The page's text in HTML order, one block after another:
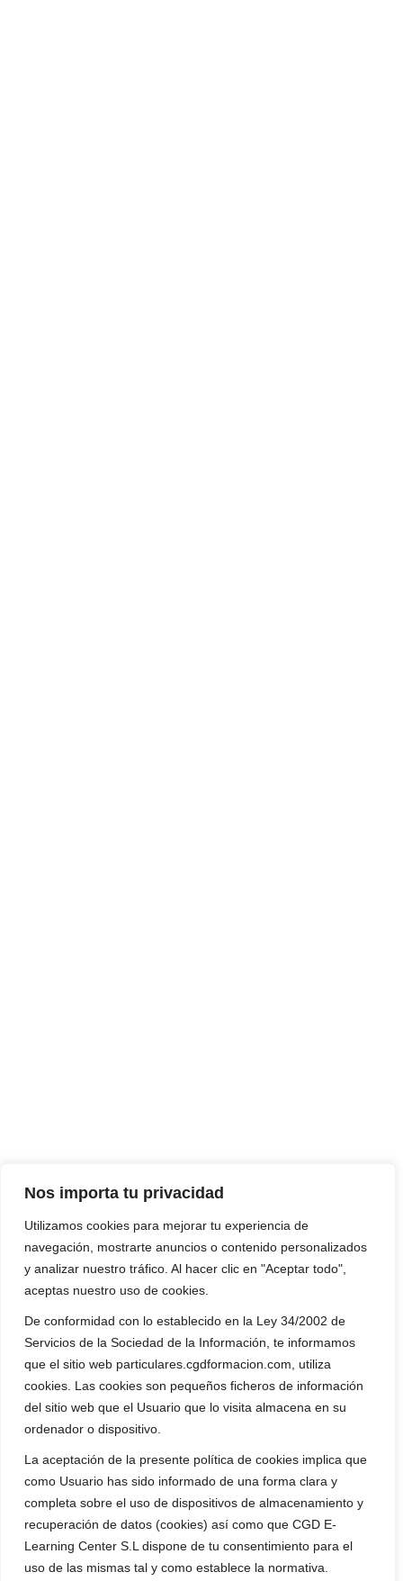
Nos importa tu privacidad
Utilizamos cookies para mejorar tu experiencia de
navegación, mostrarte anuncios o contenido personalizados
y analizar nuestro tráfico. Al hacer clic en "Aceptar todo",
aceptas nuestro uso de cookies.
De conformidad con lo establecido en la Ley 34/2002 de
Servicios de la Sociedad de la Información, te informamos
que el sitio web particulares.cgdformacion.com, utiliza
cookies. Las cookies son pequeños ficheros de información
del sitio web que el Usuario que lo visita almacena en su
ordenador o dispositivo.
La aceptación de la presente política de cookies implica que
como Usuario has sido informado de una forma clara y
completa sobre el uso de dispositivos de almacenamiento y
recuperación de datos (cookies) así como que CGD E-
Learning Center S.L dispone de tu consentimiento para el
uso de las mismas tal y como establece la normativa.